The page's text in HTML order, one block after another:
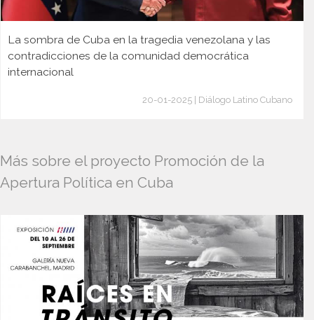
La sombra de Cuba en la tragedia venezolana y las
contradicciones de la comunidad democrática
internacional
20-01-2025 | Diálogo Latino Cubano
Más sobre el proyecto Promoción de la
Apertura Política en Cuba